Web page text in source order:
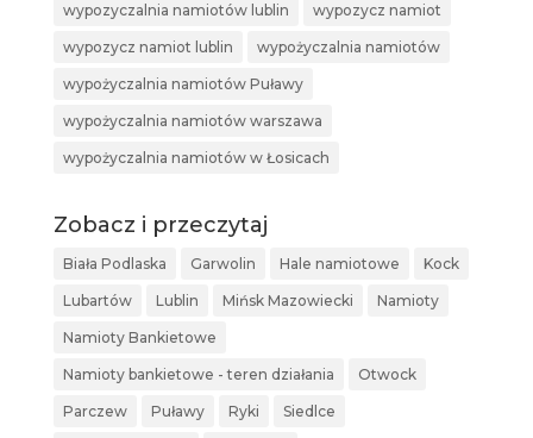
wypozyczalnia namiotów lublin wypozycz namiot
wypozycz namiot lublin wypożyczalnia namiotów
wypożyczalnia namiotów Puławy
wypożyczalnia namiotów warszawa
wypożyczalnia namiotów w Łosicach
Zobacz i przeczytaj
Biała Podlaska Garwolin Hale namiotowe Kock
Lubartów Lublin Mińsk Mazowiecki Namioty
Namioty Bankietowe
Namioty bankietowe - teren działania Otwock
Parczew Puławy Ryki Siedlce